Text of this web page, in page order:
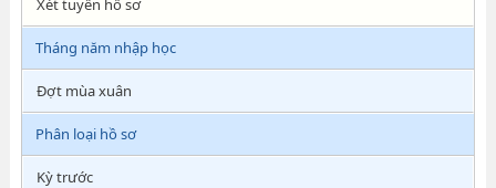
Xét tuyển hồ sơ
Tháng năm nhập học
Đợt mùa xuân
Phân loại hồ sơ
Kỳ trước